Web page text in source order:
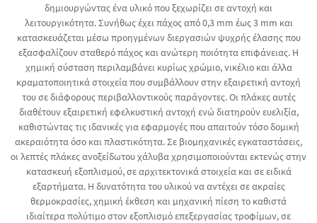
δημιουργώντας ένα υλικό που ξεχωρίζει σε αντοχή και
λειτουργικότητα. Συνήθως έχει πάχος από 0,3 mm έως 3 mm και
κατασκευάζεται μέσω προηγμένων διεργασιών ψυχρής έλασης που
εξασφαλίζουν σταθερό πάχος και ανώτερη ποιότητα επιφάνειας. Η
χημική σύσταση περιλαμβάνει κυρίως χρώμιο, νικέλιο και άλλα
κραματοποιητικά στοιχεία που συμβάλλουν στην εξαιρετική αντοχή
του σε διάφορους περιβαλλοντικούς παράγοντες. Οι πλάκες αυτές
διαθέτουν εξαιρετική εφελκυστική αντοχή ενώ διατηρούν ευελιξία,
καθιστώντας τις ιδανικές για εφαρμογές που απαιτούν τόσο δομική
ακεραιότητα όσο και πλαστικότητα. Σε βιομηχανικές εγκαταστάσεις,
οι λεπτές πλάκες ανοξείδωτου χάλυβα χρησιμοποιούνται εκτενώς στην
κατασκευή εξοπλισμού, σε αρχιτεκτονικά στοιχεία και σε ειδικά
εξαρτήματα. Η δυνατότητα του υλικού να αντέχει σε ακραίες
θερμοκρασίες, χημική έκθεση και μηχανική πίεση το καθιστά
ιδιαίτερα πολύτιμο στον εξοπλισμό επεξεργασίας τροφίμων, σε